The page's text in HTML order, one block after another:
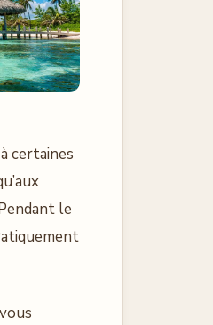
certaines
le